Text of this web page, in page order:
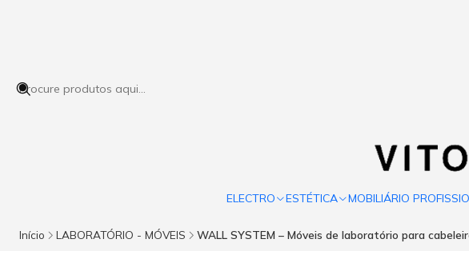
ELECTRO ESTÉTICA MOBILIÁRIO
Início LABORATÓRIO - MÓVEIS WALL SYSTEM – Móveis de laboratório para